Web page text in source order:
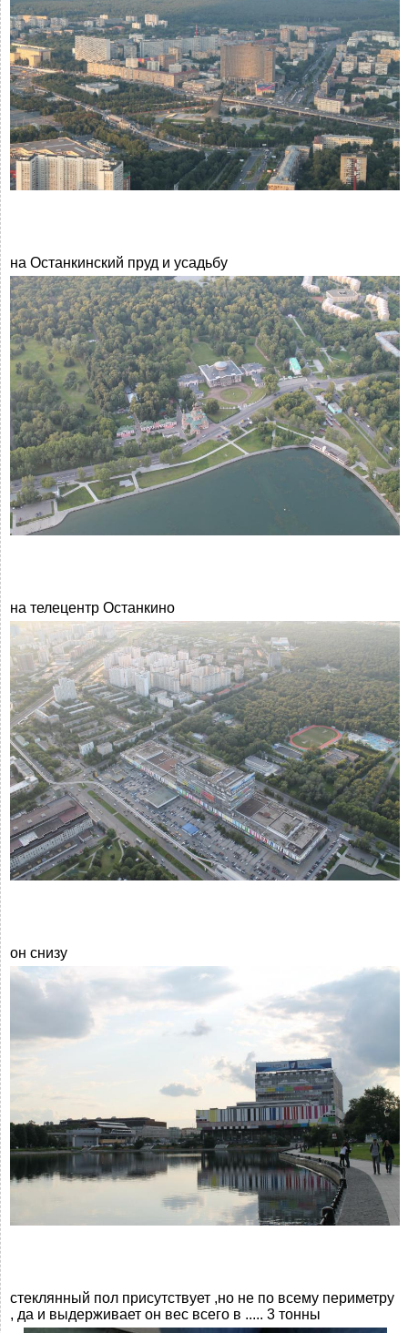
на Останкинский пруд и усадьбу
на телецентр Останкино
он снизу
стеклянный пол присутствует ,но не по всему периметру
, да и выдерживает он вес всего в ..... 3 тонны